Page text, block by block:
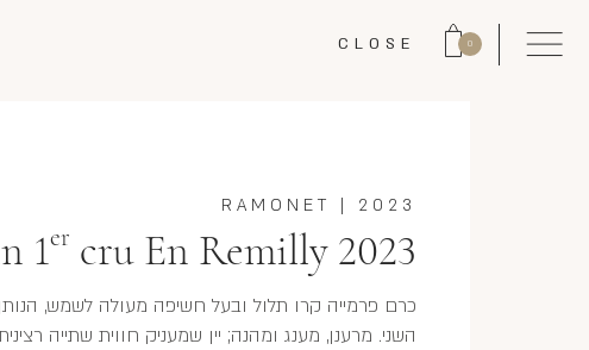
0
CLOSE
2023
|
RAMONET
1er cru En Remilly 2023
כרם פרמייה קרו תלול ובעל חשיפה מעולה לשמש, הנותן
השני. מרענן, מענג ומהנה; יין שמעניק חווית שתייה